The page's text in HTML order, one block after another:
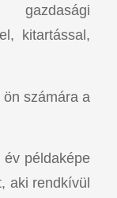
kitartással,
számára a
példaképe
aki rendkívül